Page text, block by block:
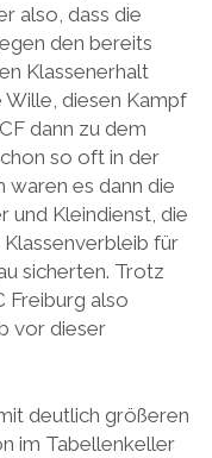
also, dass die
den bereits
Klassenerhalt
diesen Kampf
dann zu dem
so oft in der
waren es dann die
und Kleindienst, die
für
sicherten. Trotz
Freiburg also
vor dieser
deutlich größeren
im Tabellenkeller